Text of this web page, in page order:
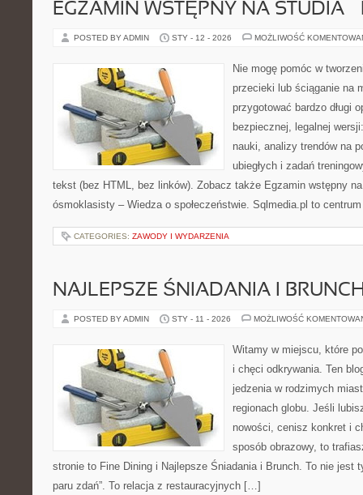
EGZAMIN WSTĘPNY NA STUDIA
POSTED BY ADMIN STY - 12 - 2026 MOŻLIWOŚĆ
Nie mogę pomóc w
przecieki lub ściąganie na
przygotować bardzo długi
bezpiecznej, legalnej
nauki, analizy trendów na
ubiegłych i zadań
tekst (bez HTML, bez linków). Zobacz także Egzamin wstępny
ósmoklasisty – Wiedza o społeczeństwie. Sqlmedia.pl to
CATEGORIES: ZAWODY I WYDARZENIA
NAJLEPSZE ŚNIADANIA I
POSTED BY ADMIN STY - 11 - 2026 MOŻLIWOŚĆ
Witamy w miejscu, które
i chęci odkrywania. Ten
jedzenia w rodzimych
regionach globu. Jeśli
nowości, cenisz konkret i
sposób obrazowy, to
stronie to Fine Dining i Najlepsze Śniadania i Brunch. To nie jest
paru zdań”. To relacja z restauracyjnych […]